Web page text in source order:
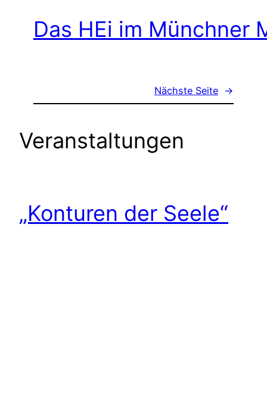
Das HEi im Münchner
Nächste Seite →
Veranstaltungen
„Konturen der Seele“